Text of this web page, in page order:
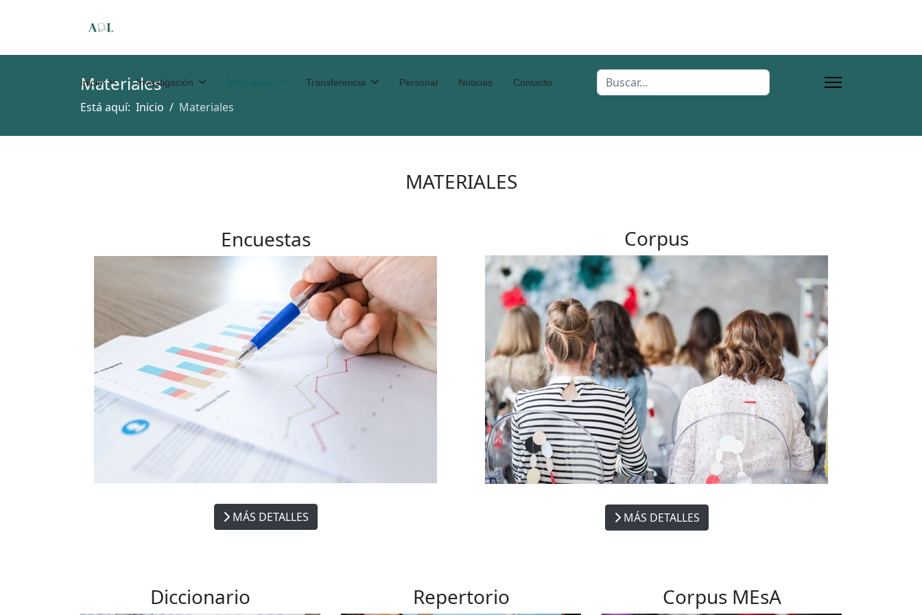
Inicio Investigación Materiales Transferencia Personal Noticias Contacto
Buscar
Materiales
Está aquí: Inicio Materiales
MATERIALES
Encuestas
MÁS DETALLES
Corpus
MÁS DETALLES
Diccionario Repertorio Corpus MEsA